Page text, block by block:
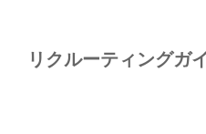
リクルーティングガ